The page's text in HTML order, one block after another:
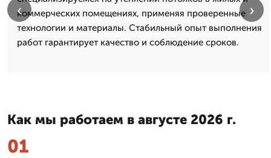
коммерческих помещениях, применяя проверенные
технологии и материалы. Стабильный опыт выполнения
работ гарантирует качество и соблюдение сроков.
‹ ›
Как мы работаем в августе 2026 г.
01